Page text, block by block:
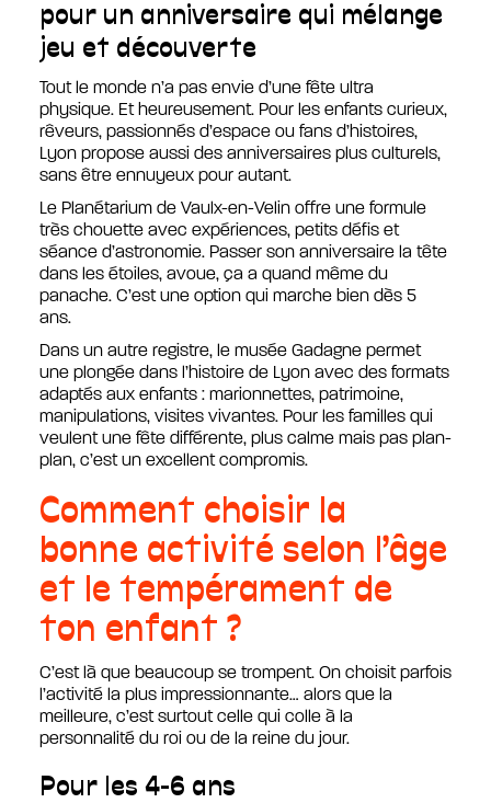
pour un anniversaire qui mélange
jeu et découverte
Tout le monde n’a pas envie d’une fête ultra
physique. Et heureusement. Pour les enfants curieux,
rêveurs, passionnés d’espace ou fans d’histoires,
Lyon propose aussi des anniversaires plus culturels,
sans être ennuyeux pour autant.
Le Planétarium de Vaulx-en-Velin offre une formule
très chouette avec expériences, petits défis et
séance d’astronomie. Passer son anniversaire la tête
dans les étoiles, avoue, ça a quand même du
panache. C’est une option qui marche bien dès 5
ans.
Dans un autre registre, le musée Gadagne permet
une plongée dans l’histoire de Lyon avec des formats
adaptés aux enfants : marionnettes, patrimoine,
manipulations, visites vivantes. Pour les familles qui
veulent une fête différente, plus calme mais pas plan-
plan, c’est un excellent compromis.
Comment choisir la
bonne activité selon l’âge
et le tempérament de
ton enfant ?
C’est là que beaucoup se trompent. On choisit parfois
l’activité la plus impressionnante… alors que la
meilleure, c’est surtout celle qui colle à la
personnalité du roi ou de la reine du jour.
Pour les 4-6 ans